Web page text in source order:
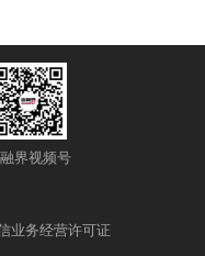
界视频号
业务经营许可证
支撑，金价明年有